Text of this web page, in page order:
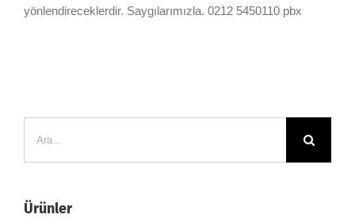
yönlendireceklerdir. Saygılarımızla. 0212 5450110 pbx
Ürünler